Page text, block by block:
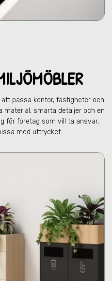
passa kontor, fastigheter och
material, smarta detaljer och en
för företag som vill ta ansvar,
med uttrycket.